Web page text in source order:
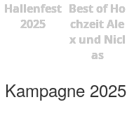
Hallenfest
2025
Best of Ho
chzeit Ale
x und Nicl
as
Kampagne 2025